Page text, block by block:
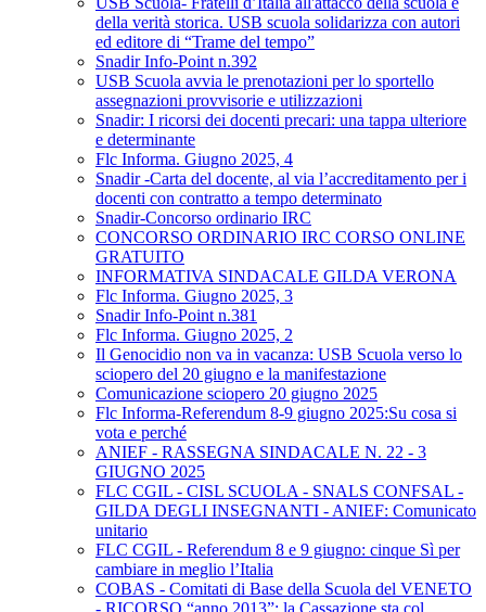
della verità storica. USB scuola solidarizza con autori
ed editore di “Trame del tempo”
Snadir Info-Point n.392
USB Scuola avvia le prenotazioni per lo sportello
assegnazioni provvisorie e utilizzazioni
Snadir: I ricorsi dei docenti precari: una tappa ulteriore
e determinante
Flc Informa. Giugno 2025, 4
Snadir -Carta del docente, al via l’accreditamento per i
docenti con contratto a tempo determinato
Snadir-Concorso ordinario IRC
CONCORSO ORDINARIO IRC CORSO ONLINE
GRATUITO
INFORMATIVA SINDACALE GILDA VERONA
Flc Informa. Giugno 2025, 3
Snadir Info-Point n.381
Flc Informa. Giugno 2025, 2
Il Genocidio non va in vacanza: USB Scuola verso lo
sciopero del 20 giugno e la manifestazione
Comunicazione sciopero 20 giugno 2025
Flc Informa-Referendum 8-9 giugno 2025:Su cosa si
vota e perché
ANIEF - RASSEGNA SINDACALE N. 22 - 3
GIUGNO 2025
FLC CGIL - CISL SCUOLA - SNALS CONFSAL -
GILDA DEGLI INSEGNANTI - ANIEF: Comunicato
unitario
FLC CGIL - Referendum 8 e 9 giugno: cinque Sì per
cambiare in meglio l’Italia
COBAS - Comitati di Base della Scuola del VENETO